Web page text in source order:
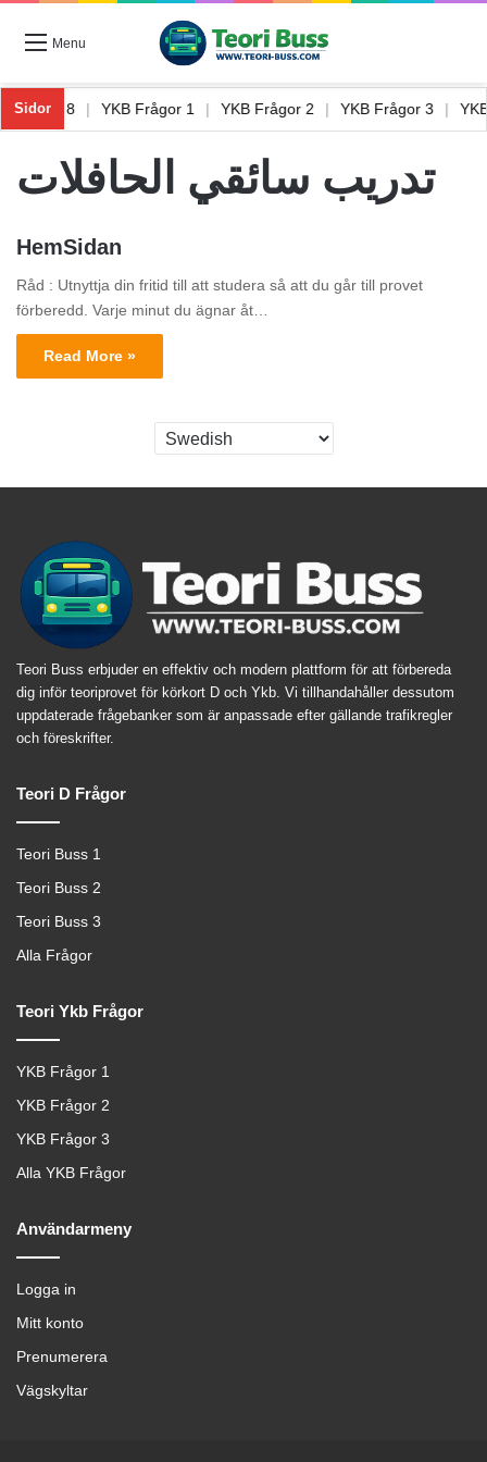
Menu
SidorBuss 8 YKB Frågor 1 YKB Frågor 2 YKB Frågor 3
تدريب سائقي الحافلات
HemSidan
Råd : Utnyttja din fritid till att studera så att du går till provet
förberedd. Varje minut du ägnar åt…
Read More »
Teori Buss erbjuder en effektiv och modern plattform för att förbereda
dig inför teoriprovet för körkort D och Ykb. Vi tillhandahåller dessutom
uppdaterade frågebanker som är anpassade efter gällande trafikregler
och föreskrifter.
Teori D Frågor
Teori Buss 1
Teori Buss 2
Teori Buss 3
Alla Frågor
Teori Ykb Frågor
YKB Frågor 1
YKB Frågor 2
YKB Frågor 3
Alla YKB Frågor
Användarmeny
Logga in
Mitt konto
Prenumerera
Vägskyltar